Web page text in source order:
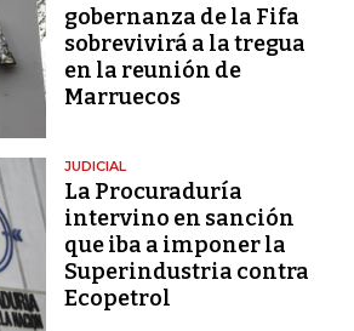
gobernanza de la Fifa
sobrevivirá a la tregua
en la reunión de
Marruecos
JUDICIAL
La Procuraduría
intervino en sanción
que iba a imponer la
Superindustria contra
Ecopetrol